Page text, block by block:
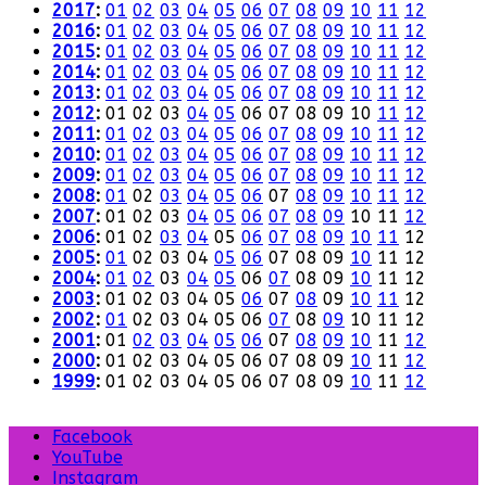
2017: 01 02 03 04 05 06 07 08 09 10 11 12
2016: 01 02 03 04 05 06 07 08 09 10 11 12
2015: 01 02 03 04 05 06 07 08 09 10 11 12
2014: 01 02 03 04 05 06 07 08 09 10 11 12
2013: 01 02 03 04 05 06 07 08 09 10 11 12
2012: 01 02 03 04 05 06 07 08 09 10 11 12
2011: 01 02 03 04 05 06 07 08 09 10 11 12
2010: 01 02 03 04 05 06 07 08 09 10 11 12
2009: 01 02 03 04 05 06 07 08 09 10 11 12
2008: 01 02 03 04 05 06 07 08 09 10 11 12
2007: 01 02 03 04 05 06 07 08 09 10 11 12
2006: 01 02 03 04 05 06 07 08 09 10 11 12
2005: 01 02 03 04 05 06 07 08 09 10 11 12
2004: 01 02 03 04 05 06 07 08 09 10 11 12
2003: 01 02 03 04 05 06 07 08 09 10 11 12
2002: 01 02 03 04 05 06 07 08 09 10 11 12
2001: 01 02 03 04 05 06 07 08 09 10 11 12
2000: 01 02 03 04 05 06 07 08 09 10 11 12
1999: 01 02 03 04 05 06 07 08 09 10 11 12
Facebook
YouTube
Instagram